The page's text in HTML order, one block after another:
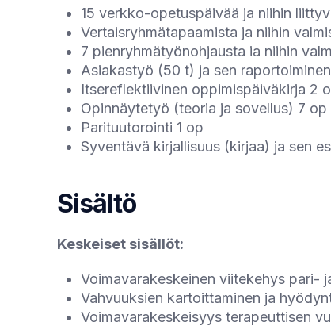
15 verkko-opetuspäivää ja niihin
Vertaisryhmätapaamista ja niihin
7 pienryhmätyönohjausta ia niihin
Asiakastyö (50 t) ja sen
Itsereflektiivinen oppimispäiväkirja 2
Opinnäytetyö (teoria ja sovellus) 7 op
Parituutorointi 1 op
Syventävä kirjallisuus (kirjaa) ja sen
Sisältö
Keskeiset sisällöt:
Voimavarakeskeinen viitekehys pari-
Vahvuuksien kartoittaminen ja
Voimavarakeskeisyys terapeuttisen